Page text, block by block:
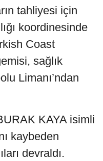
tahliyesi için
koordinesinde
Coast
sağlık
Limanı’ndan
KAYA isimli
kaybeden
devraldı.